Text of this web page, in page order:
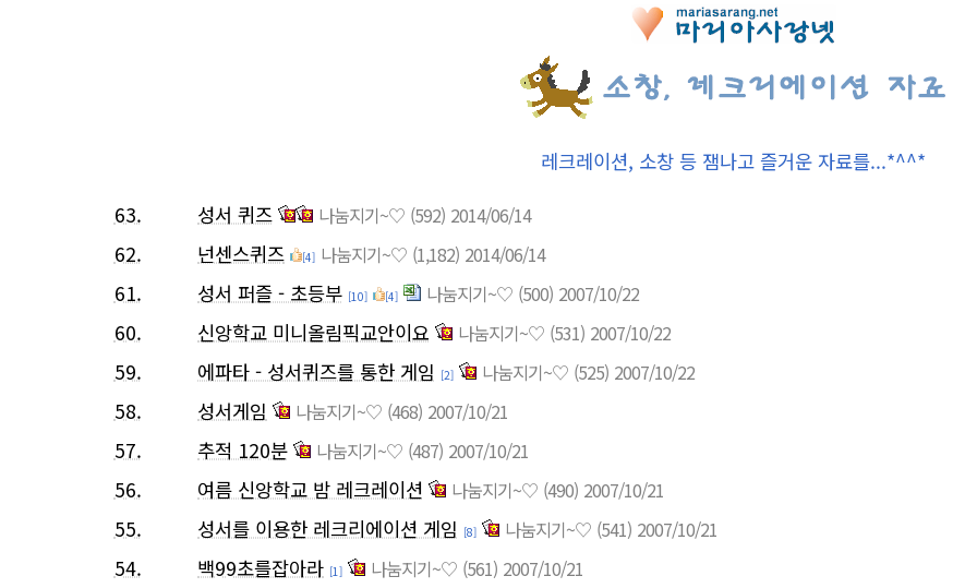
레크레이션, 소창 등 잼나고 즐거운 자료를...*^^*
63.
성서 퀴즈 나눔지기~♡ (592) 2014/06/14
62. 넌센스퀴즈 [4] 나눔지기~♡ (1,182) 2014/06/14
61. 성서 퍼즐 - 초등부 [10] [4] 나눔지기~♡ (500) 2007/10/22
60. 신앙학교 미니올림픽교안이요 나눔지기~♡ (531) 2007/10/22
59. 에파타 - 성서퀴즈를 통한 게임 [2] 나눔지기~♡ (525) 2007/10/22
58. 성서게임 나눔지기~♡ (468) 2007/10/21
57. 추적 120분 나눔지기~♡ (487) 2007/10/21
56. 여름 신앙학교 밤 레크레이션 나눔지기~♡ (490) 2007/10/21
55. 성서를 이용한 레크리에이션 게임 [8] 나눔지기~♡ (541) 2007/10/21
54. 백99초를잡아라 [1] 나눔지기~♡ (561) 2007/10/21